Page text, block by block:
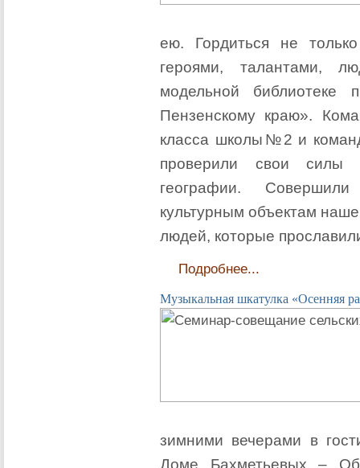
ею. Гордиться не
героями, талантами,
модельной библиотеке
Пензенскому краю».
класса школы№2 и
проверили свои силы
географии.
культурным объектам
людей, которые
Подробнее...
Музыкальная шкатулка «Осенняя
зимними вечерами в